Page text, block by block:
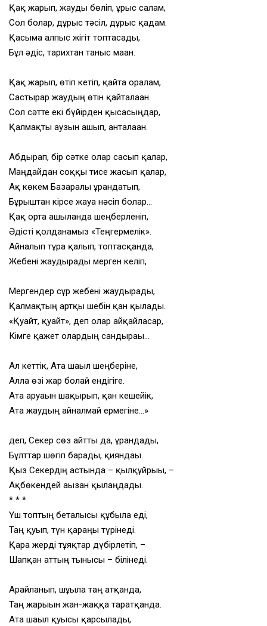
Қақ жарып, жауды бөліп, ұрыс салам,
Сол болар, дұрыс тәсіл, дұрыс қадам.
Қасыма алпыс жігіт топтасады,
Бұл әдіс, тарихтан таныс маған.
Қақ жарып, өтіп кетіп, қайта оралам,
Састырар жаудың өтін қайталаған.
Сол сәтте екі бүйірден қысасыңдар,
Қалмақты аузын ашып, анталаған.
Абдырап, бір сәтке олар сасып қалар,
Маңдайдан соққы тисе жасып қалар,
Ақ көкем Базаралы ұрандатып,
Бұрыштан кірсе жауға нәсіп болар…
Қақ орта ашылғанда шеңберленіп,
Әдісті қолданамыз «Теңгермелік».
Айналып тұра қалып, топтасқанда,
Жебені жаудырады мерген келіп,
Мергендер сұр жебені жаудырады,
Қалмақтың артқы шебін қан қылады.
«Қуайт, қуайт», деп олар айқайласар,
Кімге қажет олардың сандырағы…
Ал кеттік, Ата шағыл шеңберіне,
Алла өзі жар болғай ендігіге.
Ата аруағын шақырып, қан кешейік,
Ата жаудың айналмай ермегіне…»
деп, Секер сөз айтты да, ұрандады,
Бұлттар шөгіп барады, қияндағы.
Қыз Секердің астында – қылқұйрығы, –
Ақбөкендей ағызған қылаңдады.
* * *
Үш топтың беталысы құбыла еді,
Таң қуып, түн қараңғы түрінеді.
Қара жерді тұяқтар дүбірлетіп, –
Шапқан аттың тынысы – білінеді.
Арайланып, шұғыла таң атқанда,
Таң жарығын жан-жаққа таратқанда.
Ата шағыл қуысы қарсылады,